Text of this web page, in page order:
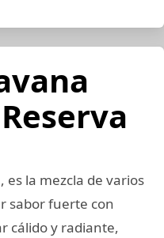
es la mezcla de varios
sabor fuerte con
cálido y radiante,